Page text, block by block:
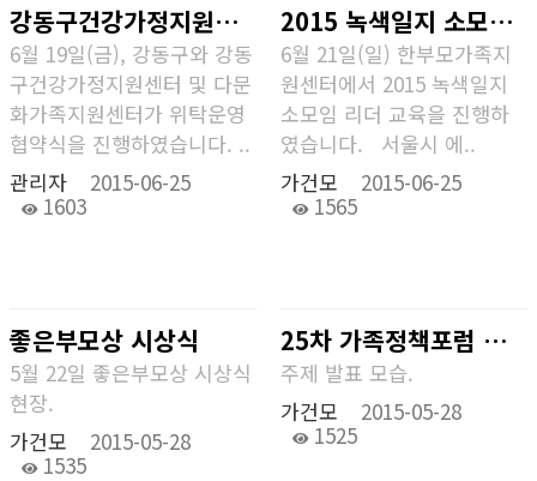
강동구건강가정지원센터 및 다문화가족지원센터, 강동구와 위탁 협약 진행
6월 19일(금), 강동구와 강동
구건강가정지원센터 및 다문
화가족지원센터가 위탁운영
협약식을 진행하였습니다. ..
관리자
2015-06-25
1603
2015 녹색일지 소모임 리더 교육
6월 21일(일) 한부모가족지
원센터에서 2015 녹색일지
소모임 리더 교육을 진행하
였습니다. 서울시 에..
가건모
2015-06-25
1565
좋은부모상 시상식
5월 22일 좋은부모상 시상식
현장.
가건모
2015-05-28
1535
25차 가족정책포럼 현장
주제 발표 모습.
가건모
2015-05-28
1525